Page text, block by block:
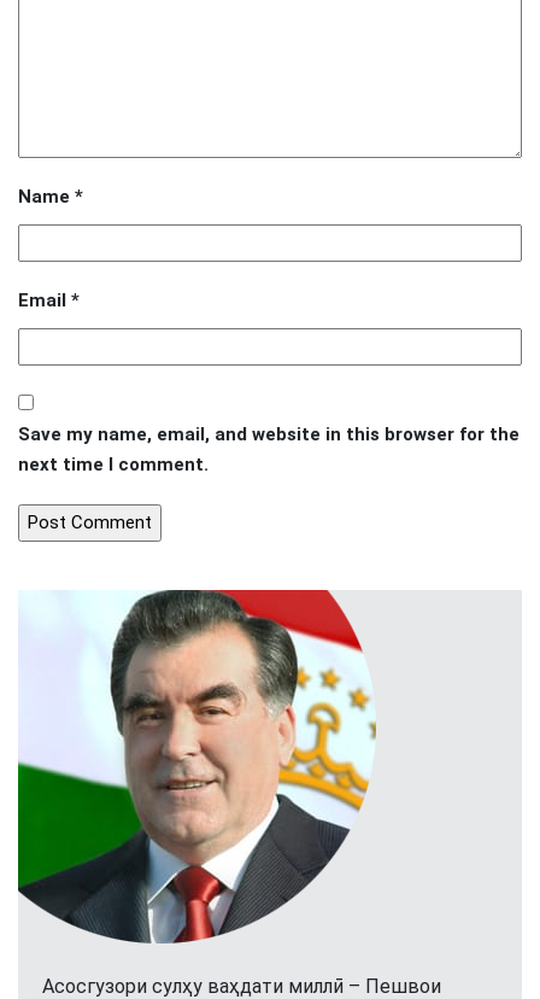
Name *
Email *
Save my name, email, and website in this browser for the
next time I comment.
Асосгузори сулҳу ваҳдати миллӣ – Пешвои